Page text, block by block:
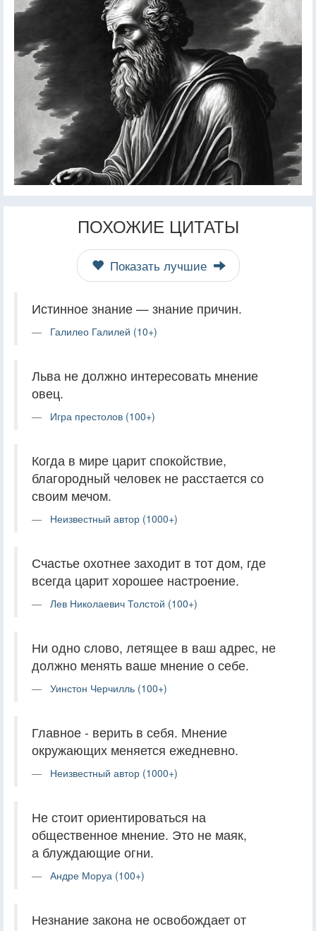
ПОХОЖИЕ ЦИТАТЫ
Показать лучшие
Истинное знание — знание причин.
Галилео Галилей (10+)
Льва не должно интересовать мнение
овец.
Игра престолов (100+)
Когда в мире царит спокойствие,
благородный человек не расстается со
своим мечом.
Неизвестный автор (1000+)
Счастье охотнее заходит в тот дом, где
всегда царит хорошее настроение.
Лев Николаевич Толстой (100+)
Ни одно слово, летящее в ваш адрес, не
должно менять ваше мнение о себе.
Уинстон Черчилль (100+)
Главное - верить в себя. Мнение
окружающих меняется ежедневно.
Неизвестный автор (1000+)
Не стоит ориентироваться на
общественное мнение. Это не маяк,
а блуждающие огни.
Андре Моруа (100+)
Незнание закона не освобождает от